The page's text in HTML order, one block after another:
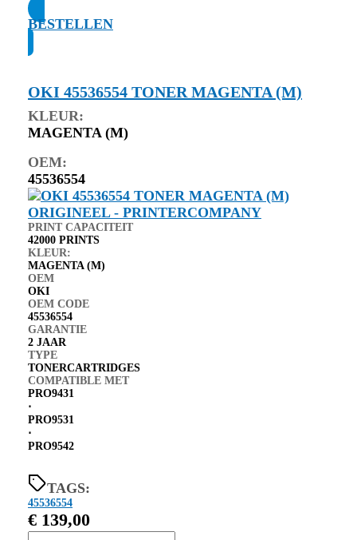
BESTELLEN
OKI 45536554 TONER MAGENTA (M)
KLEUR:
MAGENTA (M)
OEM:
45536554
PRINT CAPACITEIT
42000 PRINTS
KLEUR:
MAGENTA (M)
OEM
OKI
OEM CODE
45536554
GARANTIE
2 JAAR
TYPE
TONERCARTRIDGES
COMPATIBLE MET
PRO9431
⋅
PRO9531
⋅
PRO9542
TAGS:
45536554
€ 139,00